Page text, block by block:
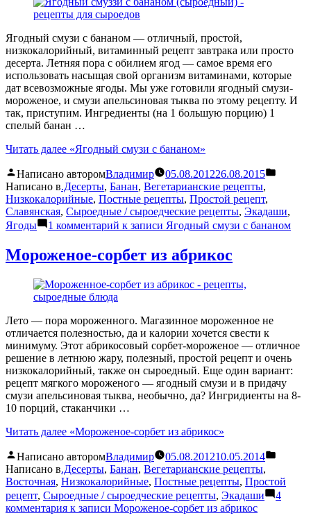
Ягодный смузи с бананом — отличный, простой,
низкокалорийный, витаминный рецепт завтрака или просто
десерта. Летняя пора с обилием ягод — самое время его
использовать насыщая свой организм витаминами, которые
дат всевозможные ягоды. Мы уже готовили ягодный смузи-
мороженое, и смузи апельсиновая тыква по этому рецепту. И
так, приступим. Ингредиенты (на 1 большую порцию) 1
спелый банан …
Читать далее «Ягодный смузи с бананом»
Написано авторомВладимир 05.08.201226.08.2015
Написано в.Десерты, Банан, Вегетарианские рецепты,
Низкокалорийные, Постные рецепты, Простой рецепт,
Славянская, Сыроедные / сыроедческие рецепты, Экадаши,
Ягоды
1 комментарий к записи Ягодный смузи с бананом
Мороженое-сорбет из абрикос
Лето — пора мороженного. Магазинное мороженное не
отличается полезностью, да и калории хочется свести к
минимуму. Этот абрикосовый сорбет-мороженое — отличное
решение в летнюю жару, полезный, простой рецепт и очень
низкокалорийный, также он сыроедный. Еще один вариант:
рецепт мягкого мороженого — ягодный смузи и в придачу
смузи апельсиновая тыква, необычно, да? Ингридиенты на 8-
10 порций, стаканчики …
Читать далее «Мороженое-сорбет из абрикос»
Написано авторомВладимир 05.08.201210.05.2014
Написано в.Десерты, Банан, Вегетарианские рецепты,
Восточная, Низкокалорийные, Постные рецепты, Простой
рецепт, Сыроедные / сыроедческие рецепты, Экадаши
4
комментария к записи Мороженое-сорбет из абрикос